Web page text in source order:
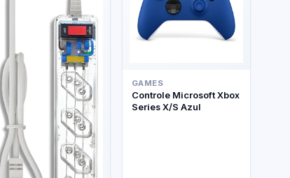
GAMES
Controle Microsoft Xbox
Series X/S Azul